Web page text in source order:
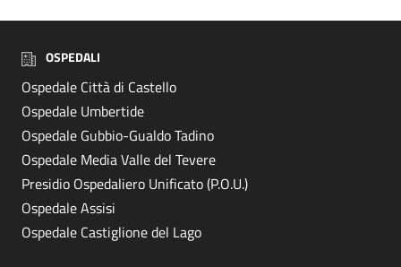
OSPEDALI
Ospedale Città di Castello
Ospedale Umbertide
Ospedale Gubbio-Gualdo Tadino
Ospedale Media Valle del Tevere
Presidio Ospedaliero Unificato (P.O.U.)
Ospedale Assisi
Ospedale Castiglione del Lago